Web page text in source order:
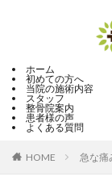
ホーム
初めての方へ
当院の施術内容
スタッフ
整骨院案内
患者様の声
よくある質問
HOME 急な痛